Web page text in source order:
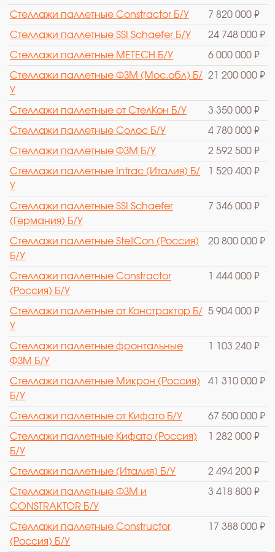
Стеллажи паллетные Constractor Б/У 7 820 000 ₽
Стеллажи паллетные SSI Schaefer Б/У 24 748 000 ₽
Стеллажи паллетные METECH Б/У 6 000 000 ₽
Стеллажи паллетные ФЗМ (Мос.обл) Б/
У
21 200 000 ₽
Стеллажи паллетные от СтелКон Б/У 3 350 000 ₽
Стеллажи паллетные Солос Б/У 4 780 000 ₽
Стеллажи паллетные ФЗМ Б/У 2 592 500 ₽
Стеллажи паллетные Intrac (Италия) Б/
У
1 520 400 ₽
Стеллажи паллетные SSI Schaefer
(Германия) Б/У
7 346 000 ₽
Стеллажи паллетные StellCon (Россия)
Б/У
20 800 000 ₽
Стеллажи паллетные Constractor
(Россия) Б/У
1 444 000 ₽
Стеллажи паллетные от Констрактор Б/
У
5 904 000 ₽
Стеллажи паллетные фронтальные
ФЗМ Б/У
1 103 240 ₽
Стеллажи паллетные Микрон (Россия)
Б/У
41 310 000 ₽
Стеллажи паллетные от Кифато Б/У 67 500 000 ₽
Стеллажи паллетные Кифато (Россия)
Б/У
1 282 000 ₽
Стеллажи паллетные (Италия) Б/У 2 494 200 ₽
Стеллажи паллетные ФЗМ и
CONSTRAKTOR Б/У
3 418 800 ₽
Стеллажи паллетные Constructor
(Россия) Б/У
17 388 000 ₽